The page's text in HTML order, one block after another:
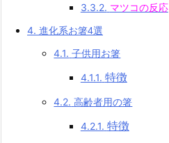
3.3.2. マツコの反応
4. 進化系お箸4選
4.1. 子供用お箸
4.1.1. 特徴
4.2. 高齢者用の箸
4.2.1. 特徴